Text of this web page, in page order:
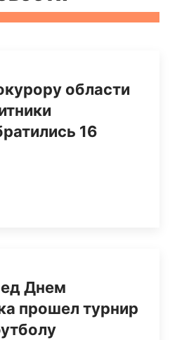
области
16
Днем
прошел турнир